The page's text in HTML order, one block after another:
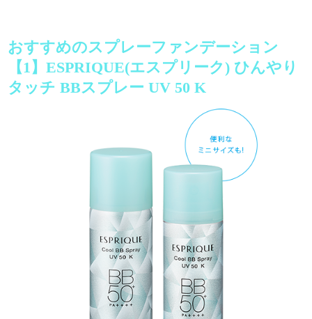
おすすめのスプレーファンデーション
【1】ESPRIQUE(エスプリーク) ひんやり
タッチ BBスプレー UV 50 K